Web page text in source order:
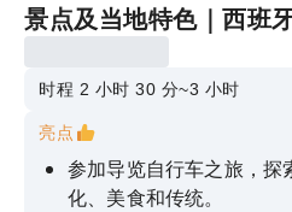
景点及当地特色｜西班
时程 2 小时 30 分~3 小时
亮点
参加导览自行车之旅，探
化、美食和传统。